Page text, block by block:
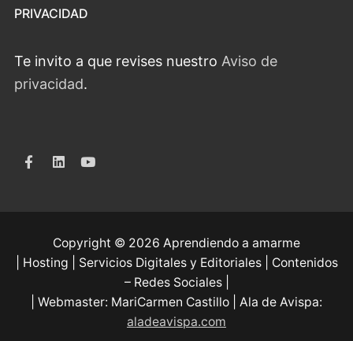
PRIVACIDAD
Te invito a que revises nuestro Aviso de
privacidad.
Copyright © 2026 Aprendiendo a amarme
| Hosting | Servicios Digitales y Editoriales | Contenidos
– Redes Sociales |
| Webmaster: MariCarmen Castillo | Ala de Avispa:
aladeavispa.com